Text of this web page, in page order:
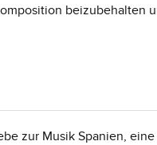
beizubehalten
zur Musik Spanien,